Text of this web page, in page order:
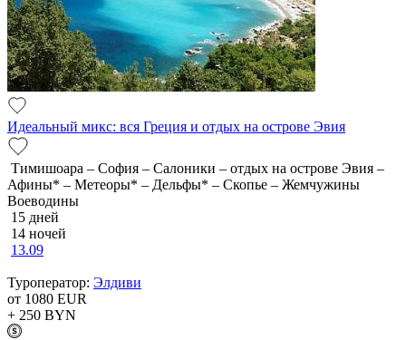
Идеальный микс: вся Греция и отдых на острове Эвия
Тимишоара – София – Салоники – отдых на острове Эвия –
Афины* – Метеоры* – Дельфы* – Скопье – Жемчужины
Воеводины
15 дней
14 ночей
13.09
Туроператор: Элдиви
от 1080 EUR
+ 250 BYN